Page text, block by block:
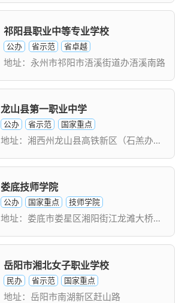
祁阳县职业中等专业学校
公办 省示范 省卓越
地址：永州市祁阳市浯溪街道办浯溪南路
龙山县第一职业中学
公办 省示范 国家重点
地址：湘西州龙山县高铁新区（石羔办事处旁）
娄底技师学院
公办 国家重点 技师学院
地址：娄底市娄星区湘阳街江龙滩大桥前100米
岳阳市湘北女子职业学校
民办 省示范 国家重点
地址：岳阳市南湖新区赶山路